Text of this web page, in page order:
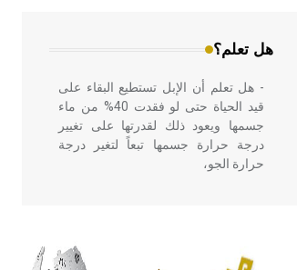
هل تعلم؟
- هل تعلم أن الإبل تستطيع البقاء على
قيد الحياة حتى لو فقدت 40% من ماء
جسمها ويعود ذلك لقدرتها على تغيير
درجة حرارة جسمها تبعاً لتغير درجة
حرارة الجو،
أربعة مؤلفات هي: الحكم، الأدلة، تنظيم
التغذية، ورسالته في جروح الرأس.